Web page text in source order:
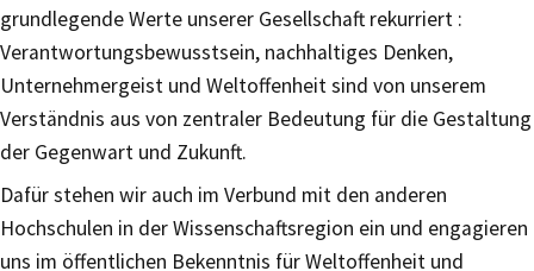
grundlegende Werte unserer Gesellschaft rekurriert :
Verantwortungsbewusstsein, nachhaltiges Denken,
Unternehmergeist und Weltoffenheit sind von unserem
Verständnis aus von zentraler Bedeutung für die Gestaltung
der Gegenwart und Zukunft.
Dafür stehen wir auch im Verbund mit den anderen
Hochschulen in der Wissenschaftsregion ein und engagieren
uns im öffentlichen Bekenntnis für Weltoffenheit und